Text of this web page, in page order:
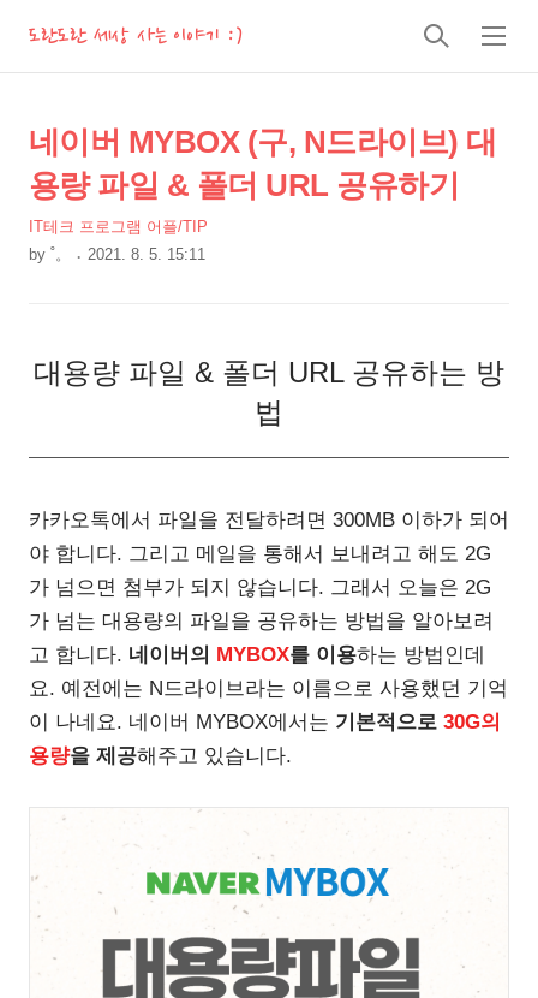
도란도란 세상 사는 이야기 :)
검
메
상
세
컨
텐
츠
본
문
제
목
네이버 MYBOX (구, N드라이브) 대
용량 파일 & 폴더 URL 공유하기
IT테크 프로그램 어플/TIP
by ˚。 2021. 8. 5. 15:11
대용량 파일 & 폴더 URL 공유하는 방
법
카카오톡에서 파일을 전달하려면 300MB 이하가 되어
야 합니다. 그리고 메일을 통해서 보내려고 해도 2G
가 넘으면 첨부가 되지 않습니다. 그래서 오늘은 2G
가 넘는 대용량의 파일을 공유하는 방법을 알아보려
고 합니다. 네이버의 MYBOX를 이용하는 방법인데
요. 예전에는 N드라이브라는 이름으로 사용했던 기억
이 나네요. 네이버 MYBOX에서는 기본적으로 30G의
용량을 제공해주고 있습니다.